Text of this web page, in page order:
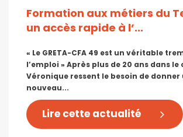
Formation aux métiers du
un accès rapide à l’...
« Le GRETA-CFA 49 est un véritable
l’emploi » Après plus de 20 ans dans
Véronique ressent le besoin de donner
nouveau...
Lire cette actualité